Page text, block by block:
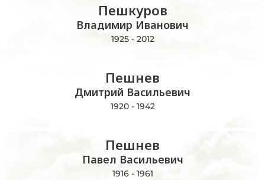
Пешкуров
Владимир Иванович
1925 - 2012
Пешнев
Дмитрий Васильевич
1920 - 1942
Пешнев
Павел Васильевич
1916 - 1961